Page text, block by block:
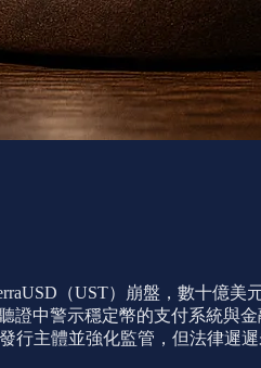
（UST）崩盤，數十億
聽證中警示穩定幣的支付系統與
行主體並強化監管，但法律遲